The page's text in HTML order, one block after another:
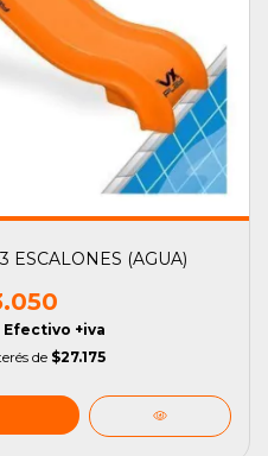
ESCALONES (AGUA)
Efectivo +iva
de $27.175